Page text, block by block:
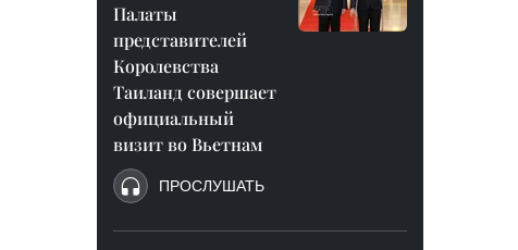
Палаты
представителей
Королевства
Таиланд совершает
официальный
визит во Вьетнам
ПРОСЛУШАТЬ